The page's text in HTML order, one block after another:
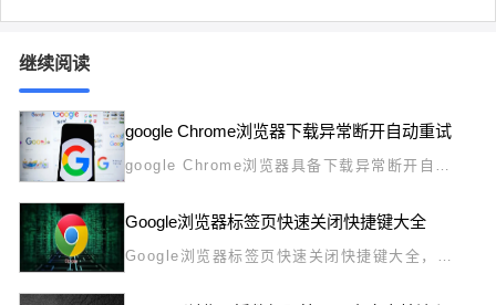
继续阅读
google Chrome浏览器下载异常断开自动重试
google Chrome浏览器具备下载异常断开自动
重试功能，保障下载任务断线后自动恢复，提升
下载稳定性和连续性。
Google浏览器标签页快速关闭快捷键大全
Google浏览器标签页快速关闭快捷键大全，详
解各种快捷键操作，提升用户浏览和标签管理效
率。